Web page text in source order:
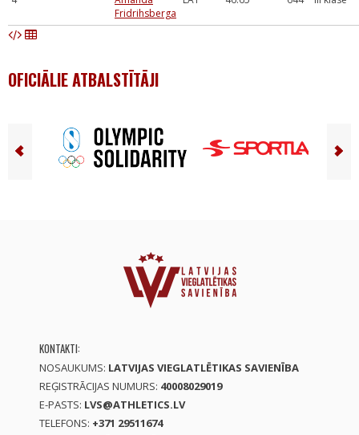
Fridrihsberga
OFICIĀLIE ATBALSTĪTĀJI
KONTAKTI:
NOSAUKUMS: LATVIJAS VIEGLATLĒTIKAS SAVIENĪBA
REĢISTRĀCIJAS NUMURS: 40008029019
E-PASTS: LVS@ATHLETICS.LV
TELEFONS: +371 29511674